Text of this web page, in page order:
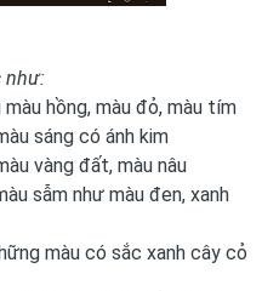
như:
hồng, màu đỏ, màu tím
sáng có ánh kim
vàng đất, màu nâu
sẫm như màu đen, xanh
màu có sắc xanh cây cỏ